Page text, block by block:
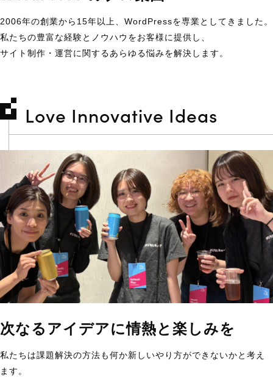
2006年の創業から15年以上、WordPressを専業としてきました。
私たちの豊富な経験とノウハウをお客様に提供し、
サイト制作・運営に関するあらゆる悩みを解決します。
Love Innovative Ideas
次なるアイデアに情熱と楽しみを
私たちは課題解決の方法も何か新しいやり方ができないかと考え
ます。